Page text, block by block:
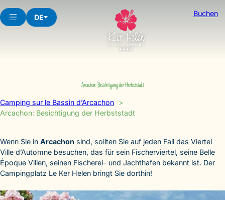
to
content
DE Buchen
Arcachon: Besichtigung der Herbststadt
Camping sur le Bassin d’Arcachon
Arcachon: Besichtigung der Herbststadt
Wenn Sie in Arcachon sind, sollten Sie auf jeden Fall das Viertel
Ville d’Automne besuchen, das für sein Fischerviertel, seine Belle
Époque Villen, seinen Fischerei- und Jachthafen bekannt ist. Der
Campingplatz Le Ker Helen bringt Sie dorthin!